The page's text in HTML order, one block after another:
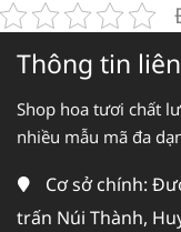
Thông tin
Shop hoa tươi chất
nhiều mẫu mã đa
Cơ sở chính:
trấn Núi Thành,